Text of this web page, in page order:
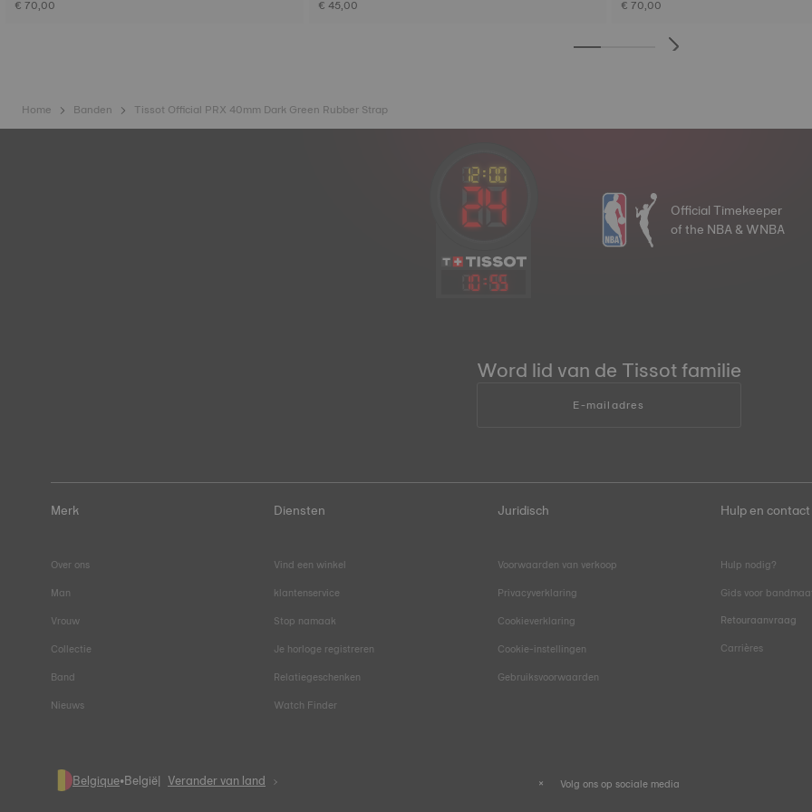
€ 70,00
€ 45,00
€ 70,00
Home Banden Tissot Official PRX 40mm Dark Green Rubber Strap
10:55
Official Timekeeper
of the NBA & WNBA
Word lid van de Tissot familie
E-mailadres
Merk
Over ons
Man
Vrouw
Collectie
Band
Nieuws
Diensten
Vind een winkel
klantenservice
Stop namaak
Je horloge registreren
Relatiegeschenken
Watch Finder
Juridisch
Voorwaarden van verkoop
Privacyverklaring
Cookieverklaring
Cookie-instellingen
Gebruiksvoorwaarden
Hulp en contact
Hulp nodig?
Gids voor
Retouraanvraag
Carrières
Belgique•België Verander van land Volg ons op sociale media